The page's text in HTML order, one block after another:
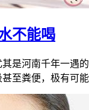
不能喝
是河南千年一遇
至粪便，极有可